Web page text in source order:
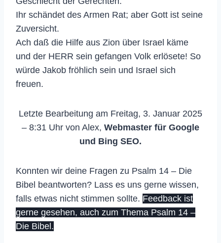
Ihr schändet des Armen Rat; aber Gott ist seine
Zuversicht.
Ach daß die Hilfe aus Zion über Israel käme
und der HERR sein gefangen Volk erlösete! So
würde Jakob fröhlich sein und Israel sich
freuen.
Letzte Bearbeitung am Freitag, 3. Januar 2025
– 8:31 Uhr von Alex, Webmaster für Google
und Bing SEO.
Konnten wir deine Fragen zu Psalm 14 – Die
Bibel beantworten? Lass es uns gerne wissen,
falls etwas nicht stimmen sollte. Feedback ist
gerne gesehen, auch zum Thema Psalm 14 –
Die Bibel.